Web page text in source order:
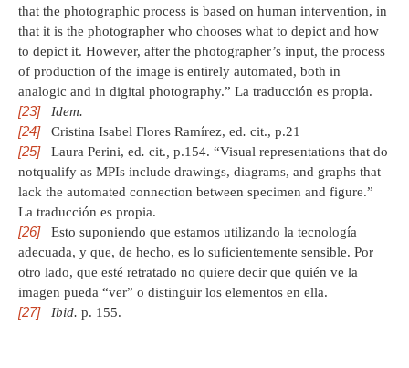
that the photographic process is based on human intervention, in
that it is the photographer who chooses what to depict and how
to depict it. However, after the photographer’s input, the process
of production of the image is entirely automated, both in
analogic and in digital photography.” La traducción es propia.
[23]Idem.
[24]Cristina Isabel Flores Ramírez, ed. cit., p.21
[25]Laura Perini, ed. cit. p.154. “Visual representations that do
notqualify as MPIs include drawings, diagrams, and graphs that
lack the automated connection between specimen and figure.”
La traducción es propia.
[26]Esto suponiendo que estamos utilizando la tecnología
adecuada, y que, de hecho, es lo suficientemente sensible. Por
otro lado, que esté retratado no quiere decir que quién ve la
imagen pueda “ver” o distinguir los elementos en ella.
[27] Ibid. p. 155.